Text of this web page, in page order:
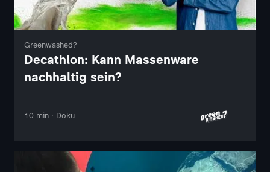
Greenwashed?
Decathlon: Kann Massenware
nachhaltig sein?
10 min · Doku